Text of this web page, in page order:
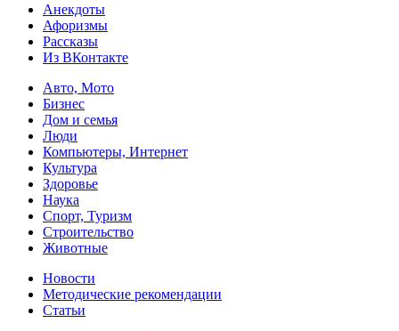
Анекдоты
Афоризмы
Рассказы
Из ВКонтакте
Авто, Мото
Бизнес
Дом и семья
Люди
Компьютеры, Интернет
Культура
Здоровье
Наука
Спорт, Туризм
Строительство
Животные
Новости
Методические рекомендации
Статьи